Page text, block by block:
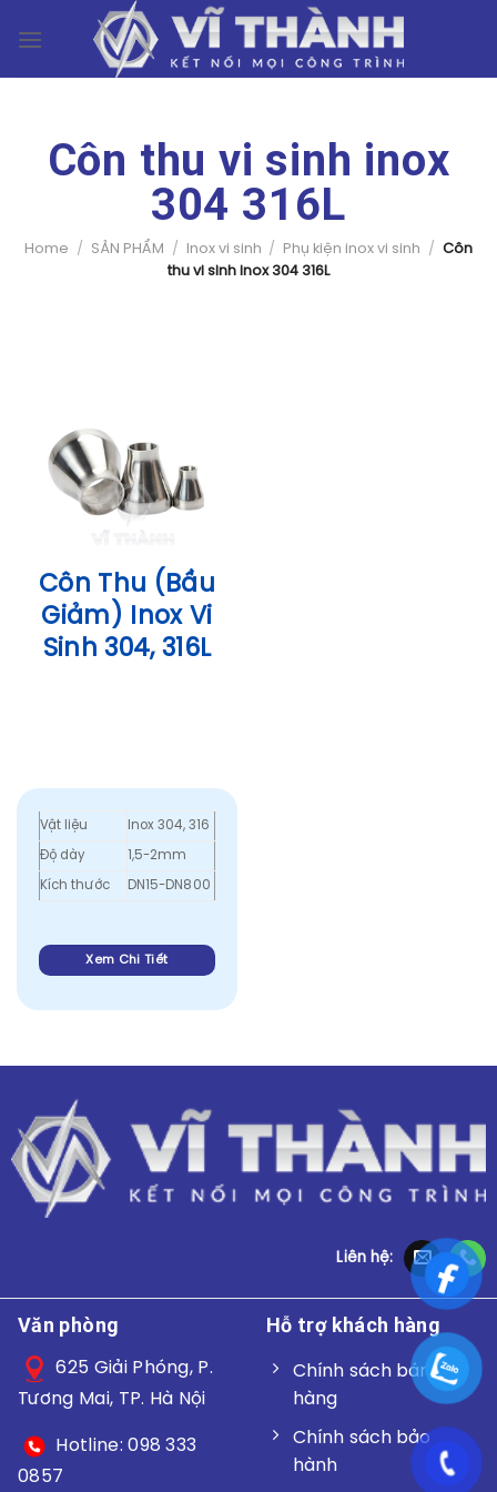
Côn thu vi sinh inox
304 316L
Home / SẢN PHẨM / Inox vi sinh / Phụ kiện inox vi sinh /
Côn
thu vi sinh inox 304 316L
Côn Thu (Bầu
Giảm) Inox Vi
Sinh 304, 316L
Vật liệu Inox 304, 316
Độ dày 1,5-2mm
Kích thước DN15-DN800
Xem Chi Tiết
Liên hệ:
Văn phòng
625 Giải Phóng, P.
Tương Mai, TP. Hà Nội
Hotline: 098 333
0857
Hỗ trợ khách hàng
Chính sách bán
hàng
Chính sách bảo
hành